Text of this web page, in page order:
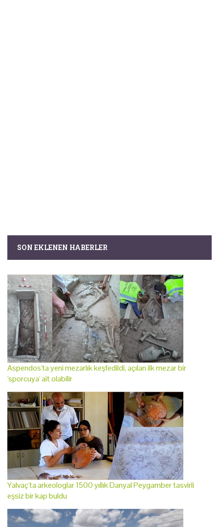
SON EKLENEN HABERLER
Aspendos'ta yeni mezarlık keşfedildi, açılan ilk mezar bir
'sporcuya' ait olabilir
Yalvaç'ta arkeologlar 1500 yıllık Danyal Peygamber tasvirli
eşsiz bir kap buldu